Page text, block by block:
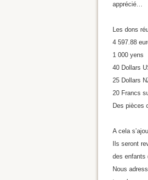
apprécié…
Les dons
4 597.88
1 000 yens
40 Dollars
25 Dollars
20 Francs
Des pièces
A cela
Ils seront
des enfants
Nous